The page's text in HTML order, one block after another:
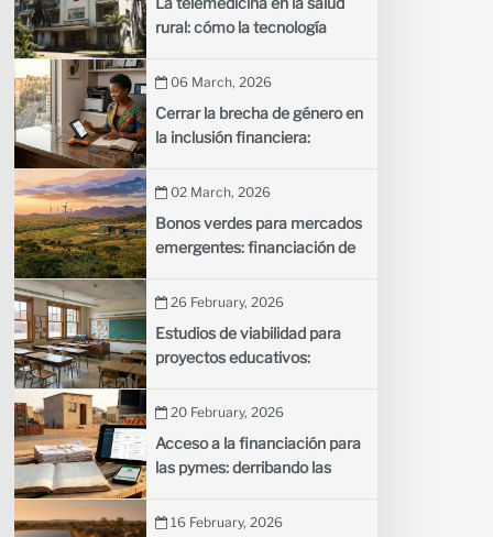
rural: cómo la tecnología
remotas con los médicos
06 March, 2026
Cerrar la brecha de género en
la inclusión financiera:
sistema financiero formal
02 March, 2026
Bonos verdes para mercados
emergentes: financiación de
deuda sostenible
26 February, 2026
Estudios de viabilidad para
proyectos educativos:
iniciativas escolares
20 February, 2026
Acceso a la financiación para
las pymes: derribando las
empresarial en los países en
16 February, 2026